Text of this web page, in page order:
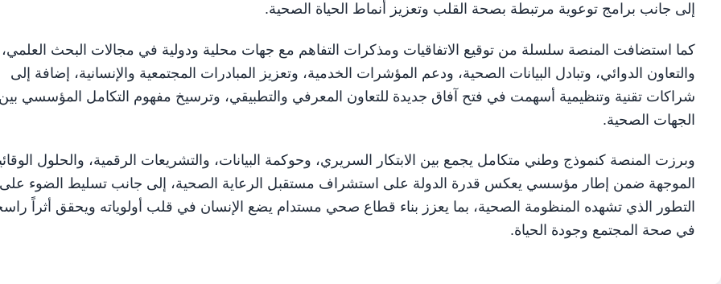
إلى جانب برامج توعوية مرتبطة بصحة القلب وتعزيز أنماط الحياة الصحية.
كما استضافت المنصة سلسلة من توقيع الاتفاقيات ومذكرات التفاهم مع جهات محلية ودولية في مجالات البحث العلمي،
والتعاون الدوائي، وتبادل البيانات الصحية، ودعم المؤشرات الخدمية، وتعزيز المبادرات المجتمعية والإنسانية، إضافة إلى
شراكات تقنية وتنظيمية أسهمت في فتح آفاق جديدة للتعاون المعرفي والتطبيقي، وترسيخ مفهوم التكامل المؤسسي بين
الجهات الصحية.
وبرزت المنصة كنموذج وطني متكامل يجمع بين الابتكار السريري، وحوكمة البيانات، والتشريعات الرقمية، والحلول
الموجهة ضمن إطار مؤسسي يعكس قدرة الدولة على استشراف مستقبل الرعاية الصحية، إلى جانب تسليط الضوء على
التطور الذي تشهده المنظومة الصحية، بما يعزز بناء قطاع صحي مستدام يضع الإنسان في قلب أولوياته ويحقق أثراً
في صحة المجتمع وجودة الحياة.